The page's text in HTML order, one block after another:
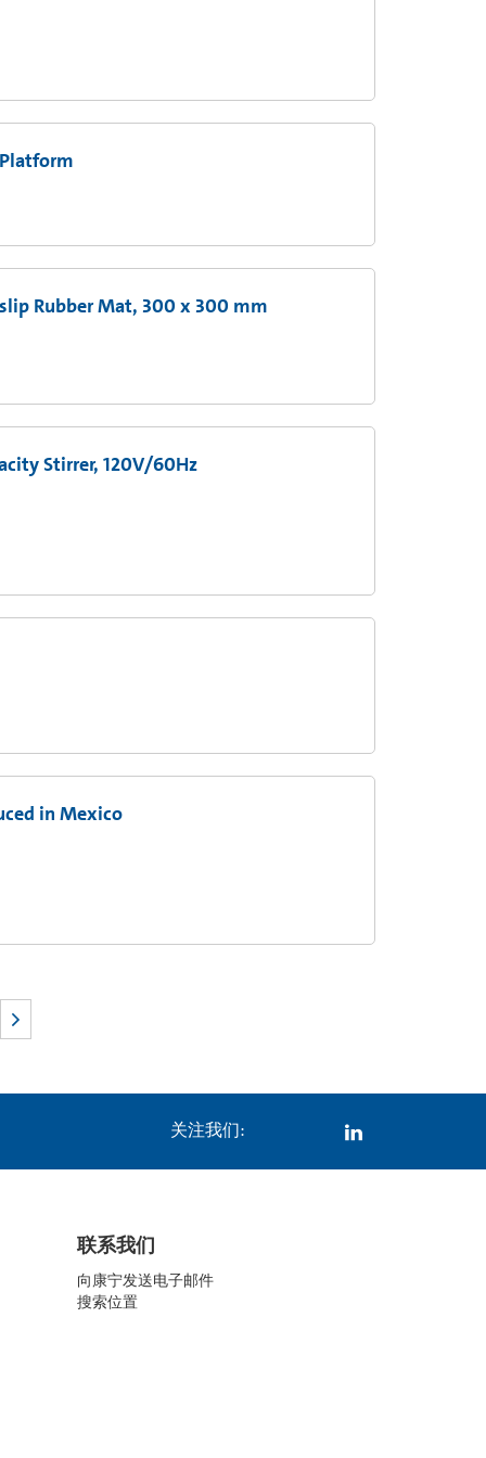
Rubber Mat, 300 x 300 mm
Stirrer, 120V/60Hz
in Mexico
关注我们:
联系我们
向康宁发送电子邮件
搜索位置